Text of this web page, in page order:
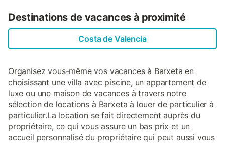
Destinations de vacances à proximité
Costa de Valencia
Organisez vous-même vos vacances à Barxeta en
choisissant une villa avec piscine, un appartement de
luxe ou une maison de vacances à travers notre
sélection de locations à Barxeta à louer de particulier à
particulier.La location se fait directement auprès du
propriétaire, ce qui vous assure un bas prix et un
accueil personnalisé du propriétaire qui peut aussi vous